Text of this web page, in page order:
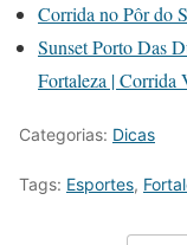
Corrida no Pôr do
Sunset Porto Das
Fortaleza |
Categorias: Dicas
Tags: Esportes,